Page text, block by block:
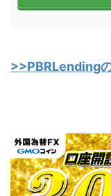
>>PBRLending